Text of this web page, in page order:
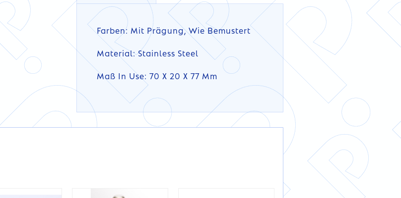
Farben: Mit Prägung, Wie Bemustert
Material: Stainless Steel
Maß In Use: 70 X 20 X 77 Mm